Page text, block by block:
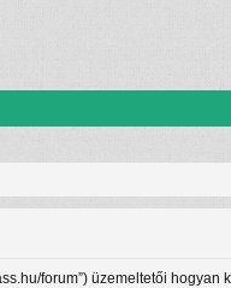
forum”) üzemeltetői